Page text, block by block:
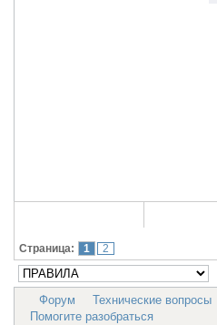
Страница: 1 2
Форум Технические вопросы
Помогите разобраться